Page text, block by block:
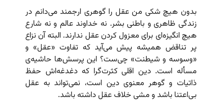
بدون هیچ شکی من عقل را گوهری ارجمند می‌دانم در
زندگی ظاهری و باطنی بشر. نه خداوند عالم و نه شارع
هیچ انگیزه‌ای برای معزول کردن عقل ندارند. البته آن نزاع
پر تناقض همیشه پیش می‌آید که تفاوت «عقل» و
«وسوسه و شیطنت» چی‌ست؟ این پرسش‌ها حاشیه‌ی
مسأله است. دین اقلی کثرت‌گرا که دغدغه‌اش حفظ
ذاتیات و گوهر معنوی دین است، نمی‌تواند به عقل
بی‌اعتنا باشد و مشی خلاف عقل داشته باشد.